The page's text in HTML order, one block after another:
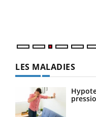
LES MALADIES